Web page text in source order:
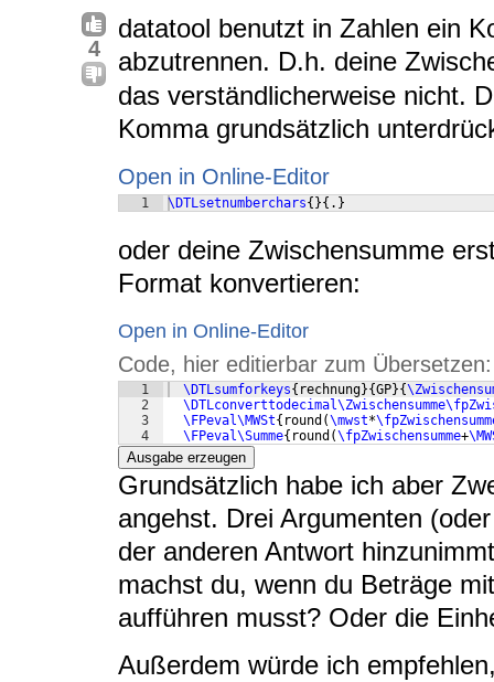
4
datatool benutzt in Zahlen ein
abzutrennen. D.h. deine
das verständlicherweise nicht.
Komma grundsätzlich
Open in Online-Editor
1 \DTLsetnumberchars{ }{ . }
oder deine Zwischensumme
Format konvertieren:
Open in Online-Editor
Code, hier editierbar zum Übersetzen:
1
2
3
4
\DTLsumforkeys{ rechnung}{GP}{
\FPeval\MWSt{ round (\mwst*
\FPeval\Summe{ round (\fpZwischensumme+
Ausgabe erzeugen
Grundsätzlich habe ich aber
angehst. Drei Argumenten
der anderen Antwort
machst du, wenn du Beträge
aufführen musst? Oder die
Außerdem würde ich